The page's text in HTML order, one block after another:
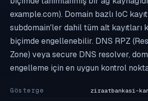
example.com). Domain bazlı IoC
subdomain'ler dahil tüm alt kayıtları
biçimde engellenebilir. DNS RPZ
Zone) veya secure DNS resolver,
engelleme için en uygun kontrol
Gösterge ziraatbankasi-